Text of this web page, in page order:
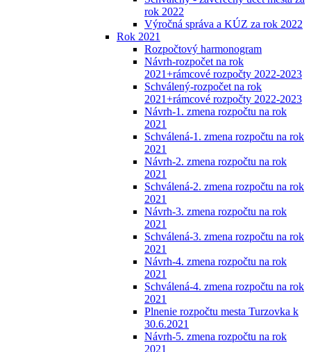
rok 2022
Výročná správa a KÚZ za rok 2022
Rok 2021
Rozpočtový harmonogram
Návrh-rozpočet na rok
2021+rámcové rozpočty 2022-2023
Schválený-rozpočet na rok
2021+rámcové rozpočty 2022-2023
Návrh-1. zmena rozpočtu na rok
2021
Schválená-1. zmena rozpočtu na rok
2021
Návrh-2. zmena rozpočtu na rok
2021
Schválená-2. zmena rozpočtu na rok
2021
Návrh-3. zmena rozpočtu na rok
2021
Schválená-3. zmena rozpočtu na rok
2021
Návrh-4. zmena rozpočtu na rok
2021
Schválená-4. zmena rozpočtu na rok
2021
Plnenie rozpočtu mesta Turzovka k
30.6.2021
Návrh-5. zmena rozpočtu na rok
2021